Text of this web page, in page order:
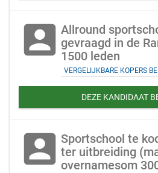
account_box Allround
gevraagd in de
1500 leden
VERGELIJKBARE KOPERS
DEZE KANDIDAAT
account_box Sportschool te
ter uitbreiding
overnamesom